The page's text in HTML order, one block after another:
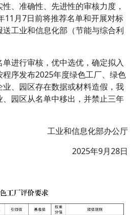
、准确性、先进性的审核力度，
11月7日前将推荐名单和开展对标
工业和信息化部（节能与综合利
进行审核，优中选优，确定拟入
序发布2025年度绿色工厂、绿色
、园区存在数据或材料造假，我
园区从名单中移出，并禁止三年
工业和信息化部办公厅
2025年9月28日